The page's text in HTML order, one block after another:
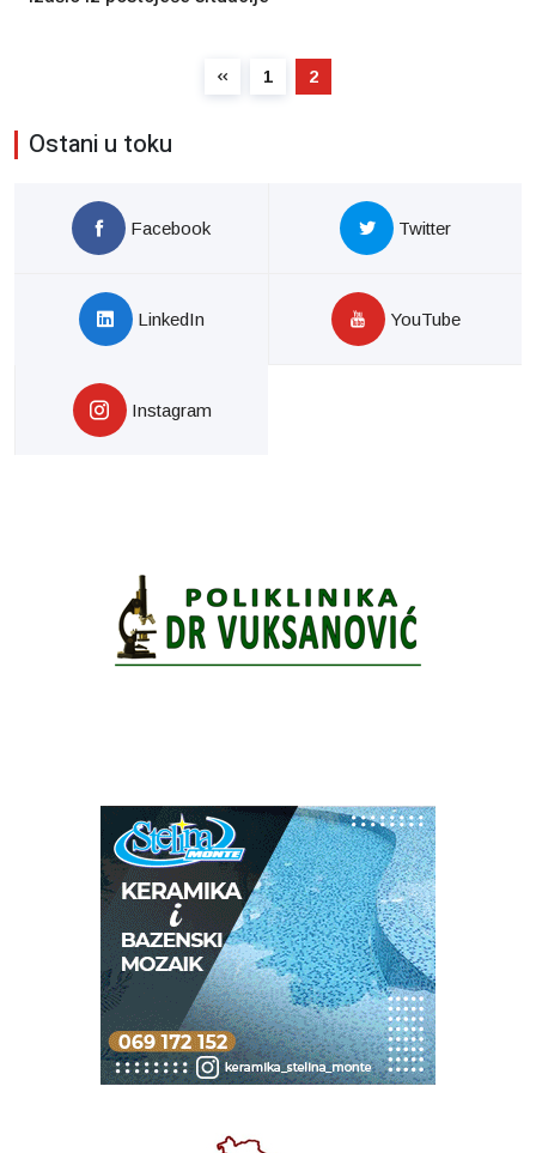
1 2
Ostani u toku
Facebook Twitter
LinkedIn YouTube
Instagram